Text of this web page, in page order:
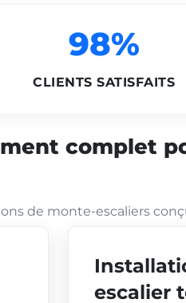
98%
CLIENTS SATISFAITS
complet
de monte-escaliers
escalier